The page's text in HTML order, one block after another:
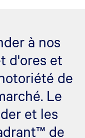
à nos
d'ores et
de
Le
et les
de